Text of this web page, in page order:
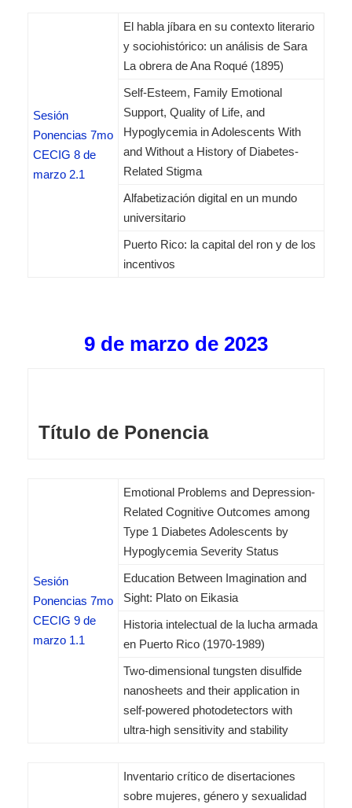
Sesión
Ponencias 7mo
CECIG 8 de
marzo 2.1
El habla jíbara en su contexto literario
y sociohistórico: un análisis de Sara
La obrera de Ana Roqué (1895)
Self-Esteem, Family Emotional
Support, Quality of Life, and
Hypoglycemia in Adolescents With
and Without a History of Diabetes-
Related Stigma
Alfabetización digital en un mundo
universitario
Puerto Rico: la capital del ron y de los
incentivos
9 de marzo de 2023
Título de Ponencia
Sesión
Ponencias 7mo
CECIG 9 de
marzo 1.1
Emotional Problems and Depression-
Related Cognitive Outcomes among
Type 1 Diabetes Adolescents by
Hypoglycemia Severity Status
Education Between Imagination and
Sight: Plato on Eikasia
Historia intelectual de la lucha armada
en Puerto Rico (1970-1989)
Two-dimensional tungsten disulfide
nanosheets and their application in
self-powered photodetectors with
ultra-high sensitivity and stability
Inventario crítico de disertaciones
sobre mujeres, género y sexualidad